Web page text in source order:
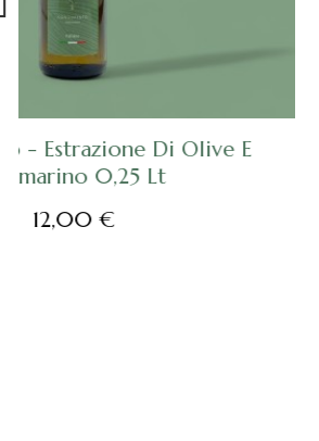
Condimento - Estrazione Di